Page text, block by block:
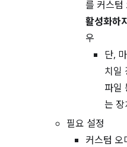
를 커스텀
활성화하
우
단,
치일
파일
는
필요 설정
커스텀 오